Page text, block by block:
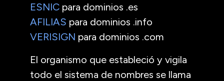
ESNIC para dominios .es
AFILIAS para dominios .info
VERISIGN para dominios .com
El organismo que estableció y vigila
todo el sistema de nombres se llama